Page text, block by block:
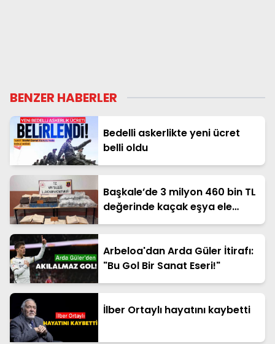
BENZER HABERLER
Bedelli askerlikte yeni ücret
belli oldu
Başkale’de 3 milyon 460 bin TL
değerinde kaçak eşya ele
geçirildi
Arbeloa'dan Arda Güler İtirafı:
"Bu Gol Bir Sanat Eseri!"
İlber Ortaylı hayatını kaybetti